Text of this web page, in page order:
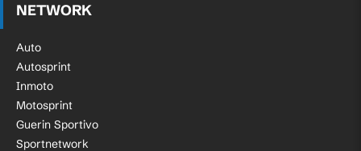
NETWORK
Auto
Autosprint
Inmoto
Motosprint
Guerin Sportivo
Sportnetwork